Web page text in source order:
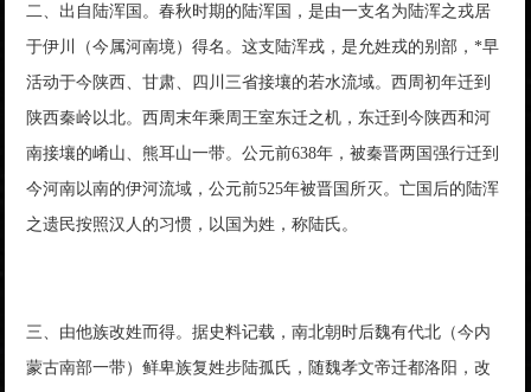
二、出自陆浑国。春秋时期的陆浑国，是由一支名为陆浑之戎居
于伊川（今属河南境）得名。这支陆浑戎，是允姓戎的别部，*早
活动于今陕西、甘肃、四川三省接壤的若水流域。西周初年迁到
陕西秦岭以北。西周末年乘周王室东迁之机，东迁到今陕西和河
南接壤的崤山、熊耳山一带。公元前638年，被秦晋两国强行迁到
今河南以南的伊河流域，公元前525年被晋国所灭。亡国后的陆浑
之遗民按照汉人的习惯，以国为姓，称陆氏。
三、由他族改姓而得。据史料记载，南北朝时后魏有代北（今内
蒙古南部一带）鲜卑族复姓步陆孤氏，随魏孝文帝迁都洛阳，改